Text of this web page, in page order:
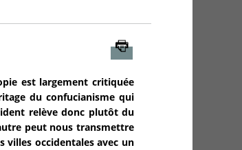
est largement critiquée
du confucianisme qui
relève donc plutôt du
peut nous transmettre
villes occidentales avec un